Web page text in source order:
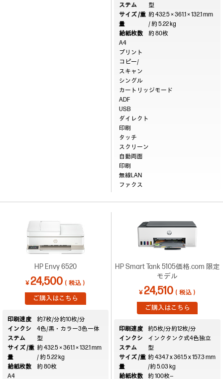
ステム
型
サイズ /重
量
約 432.5 × 361.1 × 132.1 mm
/ 約 5.22 kg
給紙枚数
約 80枚
A4
プリント
コピー/
スキャン
シングル
カートリッジモード
ADF
USB
ダイレクト
印刷
タッチ
スクリーン
自動両面
印刷
無線LAN
ファクス
HP Envy 6520
￥ 24,500 （税込）
ご購入はこちら
印刷速度 約7枚/分約10枚/分
インクシ
ステム
4色/黒・カラー3色一体
型
サイズ /重
量
約 432.5 × 361.1 × 132.1 mm
/ 約 5.22 kg
給紙枚数
約 80枚
A4
HP Smart Tank 5105価格.com 限定
モデル
￥ 24,510（税込）
ご購入はこちら
印刷速度 約5枚/分約12枚/分
インクシ
ステム
インクタンク式4色独立
型
サイズ /重
量
約 434.7 x 361.5 x 157.3 mm
/約 5.03 kg
給紙枚数
約 100枚―